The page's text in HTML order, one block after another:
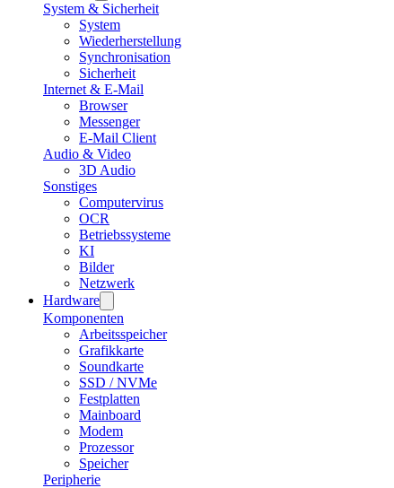
System & Sicherheit
System
Wiederherstellung
Synchronisation
Sicherheit
Internet & E-Mail
Browser
Messenger
E-Mail Client
Audio & Video
3D Audio
Sonstiges
Computervirus
OCR
Betriebssysteme
KI
Bilder
Netzwerk
Hardware
Komponenten
Arbeitsspeicher
Grafikkarte
Soundkarte
SSD / NVMe
Festplatten
Mainboard
Modem
Prozessor
Speicher
Peripherie